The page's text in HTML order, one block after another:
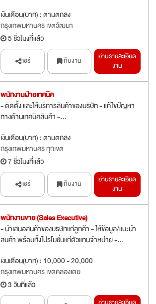
เงินเดือน(บาท) : ตามตกลง
กรุงเทพมหานคร เขตวัฒนา
5 ชั่วโมงที่แล้ว
แชร์ เก็บงาน
อ่านรายละเอียด
งาน
พนักงานฝ่ายเทคนิค
- ติดตั้ง และให้บริการสินค้าของบริษัท - แก้ไขปัญหา
ทางด้านเทคนิคสินค้า -...
เงินเดือน(บาท) : ตามตกลง
กรุงเทพมหานคร ทุกเขต
7 ชั่วโมงที่แล้ว
แชร์ เก็บงาน
อ่านรายละเอียด
งาน
พนักงานขาย (Sales Executive)
- นำเสนอสินค้าของบริษัทแก่ลูกค้า - ให้ข้อมูล/แนะนำ
สินค้า พร้อมทั้งโปรโมชั่นแก่ตัวแทนจำหน่าย -...
เงินเดือน(บาท) : 10,000 - 20,000
กรุงเทพมหานคร เขตคลองเตย
3 วันที่แล้ว